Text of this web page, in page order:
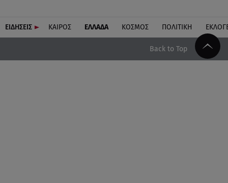
ΕΙΔΗΣΕΙΣ ΚΑΙΡΟΣ ΕΛΛΑΔΑ ΚΟΣΜΟΣ ΠΟΛΙΤΙΚΗ
Back to Top